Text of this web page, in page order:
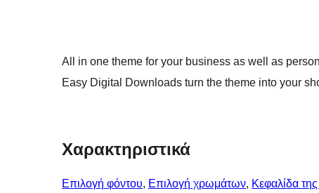
All in one theme for your business as well as
Easy Digital Downloads turn the theme into your
Χαρακτηριστικά
Επιλογή φόντου, Επιλογή χρωμάτων, Κεφαλίδα